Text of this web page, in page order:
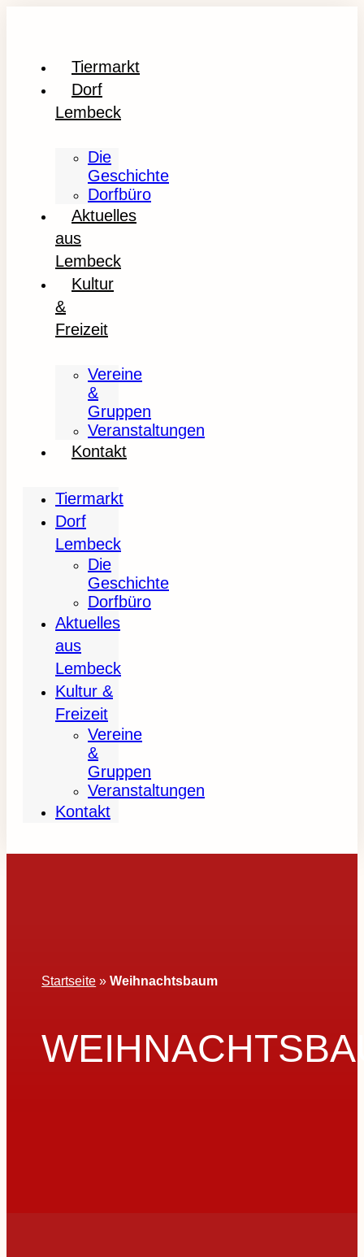
Tiermarkt
Dorf
Lembeck
Die
Geschichte
Dorfbüro
Aktuelles
aus
Lembeck
Kultur
&
Freizeit
Vereine
&
Gruppen
Veranstaltungen
Kontakt
Tiermarkt
Dorf
Lembeck
Die
Geschichte
Dorfbüro
Aktuelles
aus
Lembeck
Kultur &
Freizeit
Vereine
&
Gruppen
Veranstaltungen
Kontakt
Startseite »Weihnachtsbaum